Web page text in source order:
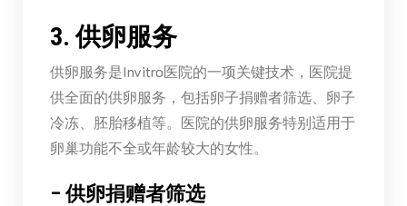
3. 供卵服务
供卵服务是Invitro医院的一项关键技术，医院提
供全面的供卵服务，包括卵子捐赠者筛选、卵子
冷冻、胚胎移植等。医院的供卵服务特别适用于
卵巢功能不全或年龄较大的女性。
– 供卵捐赠者筛选